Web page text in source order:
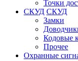
Точки
СКУД СКУД
Замки
Кодовые
Прочее
Охранные